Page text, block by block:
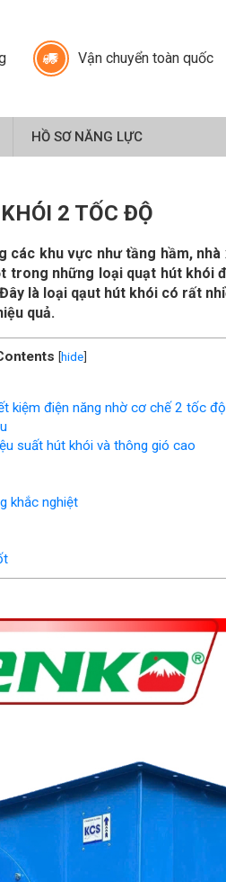
Vận chuyển toàn quốc
HỒ SƠ NĂNG LỰC
2 TỐC ĐỘ
các khu vực như tầng hầm,
những loại quạt hút khói
là loại qạut hút khói có rất
quả.
[hide]
kiệm điện năng nhờ cơ chế 2 tốc độ
suất hút khói và thông gió cao
khắc nghiệt